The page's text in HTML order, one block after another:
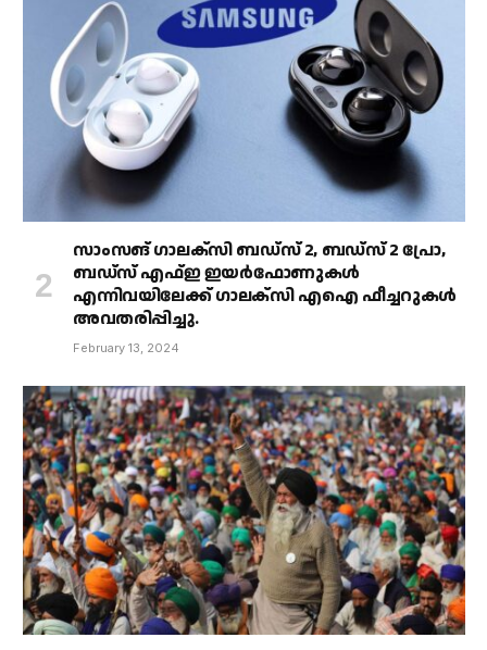
സാംസങ് ഗാലക്‌സി ബഡ്‌സ് 2, ബഡ്‌സ് 2 പ്രോ,
ബഡ്‌സ് എഫ്ഇ ഇയർഫോണുകൾ
എന്നിവയിലേക്ക് ഗാലക്‌സി എഐ ഫീച്ചറുകൾ
അവതരിപ്പിച്ചു.
February 13, 2024